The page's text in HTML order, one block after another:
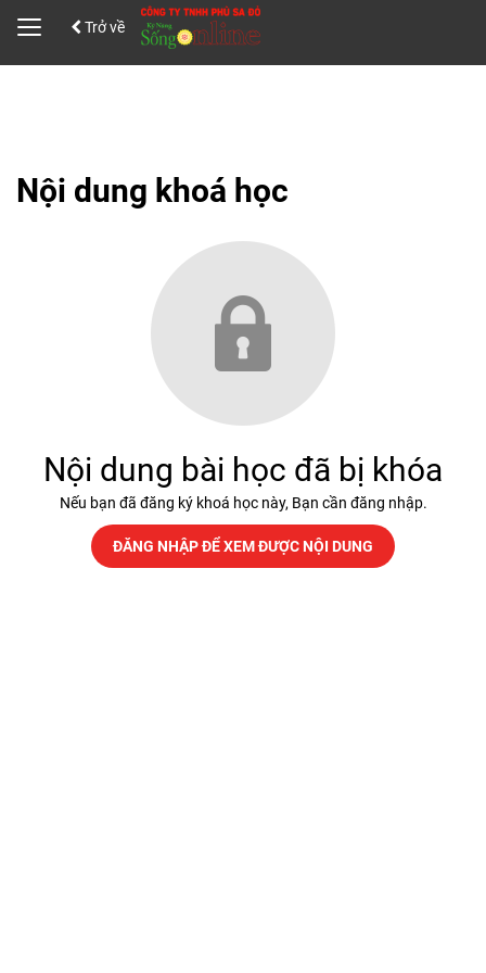
Trở về
Nội dung khoá học
Nội dung bài học đã bị khóa
Nếu bạn đã đăng ký khoá học này, Bạn cần đăng nhập.
ĐĂNG NHẬP ĐỂ XEM ĐƯỢC NỘI DUNG